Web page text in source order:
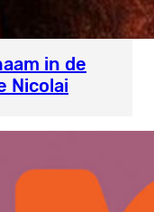
in de
Nicolai